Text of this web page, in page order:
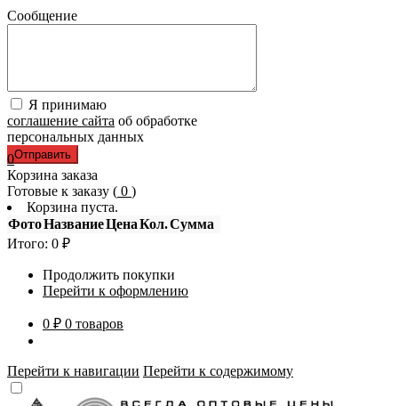
Сообщение
Я принимаю
соглашение сайта об обработке
персональных данных
0
Корзина заказа
Готовые к заказу ( 0 )
Корзина пуста.
ФотоНазваниеЦенаКол.Сумма
Итого: 0 ₽
Продолжить покупки
Перейти к оформлению
0 ₽ 0 товаров
Перейти к навигации Перейти к содержимому